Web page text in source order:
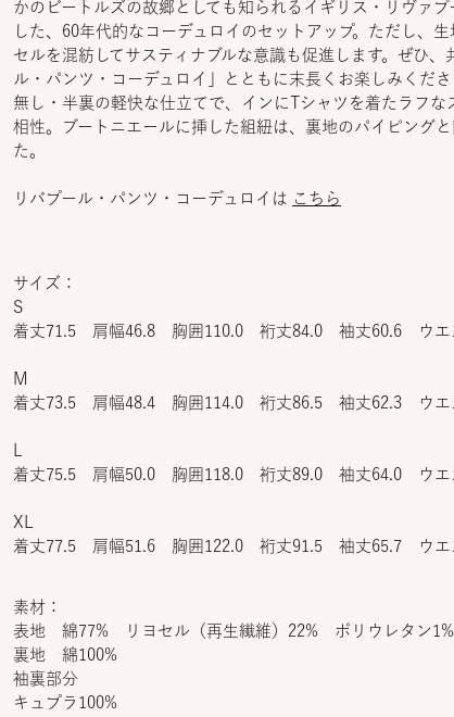
かのビートルズの故郷としても知られるイギリス・リヴァ
した、60年代的なコーデュロイのセットアップ。ただし、
セルを混紡してサスティナブルな意識も促進します。ぜひ、
ル・パンツ・コーデュロイ」とともに末長くお楽しみくだ
無し・半裏の軽快な仕立てで、インにTシャツを着たラフな
相性。ブートニエールに挿した組紐は、裏地のパイピング
た。
リバプール・パンツ・コーデュロイは こちら
サイズ：
S
着丈71.5 肩幅46.8 胸囲110.0 裄丈84.0 袖丈60.6 ウエ
M
着丈73.5 肩幅48.4 胸囲114.0 裄丈86.5 袖丈62.3 ウエ
着丈75.5 肩幅50.0 胸囲118.0 裄丈89.0 袖丈64.0 ウエ
XL
着丈77.5 肩幅51.6 胸囲122.0 裄丈91.5 袖丈65.7 ウエ
素材：
表地 綿77% リヨセル（再生繊維）22% ポリウレタン1%
裏地 綿100%
袖裏部分
キュプラ100%